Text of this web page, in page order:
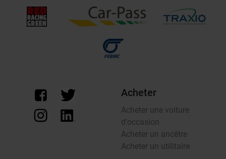
Acheter
Acheter une voiture
d'occasion
Acheter un ancêtre
Acheter un utilitaire